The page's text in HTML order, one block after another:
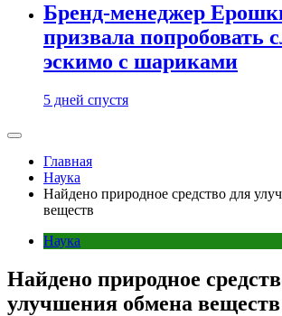
Бренд-менеджер
призвала попробовать
эскимо с шариками
5 дней спустя
Главная
Наука
Найдено природное средство для
веществ
Наука
Найдено природное
улучшения обмена веществ